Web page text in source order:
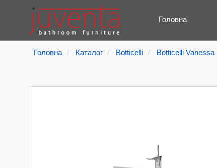
Головна
Головна Каталог Botticelli Botticelli Vanessa